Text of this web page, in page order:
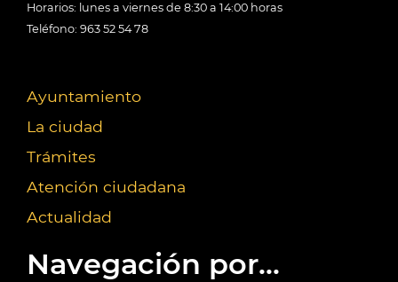
Horarios: lunes a viernes de 8:30 a 14:00 horas
Teléfono: 963 52 54 78
Ayuntamiento
La ciudad
Trámites
Atención ciudadana
Actualidad
Navegación por...